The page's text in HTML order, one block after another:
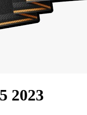
2023